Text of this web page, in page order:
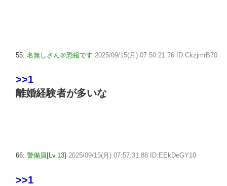
55: 名無しさん＠恐縮です 2025/09/15(月) 07:50:21.76 ID:CkzjmrB70
>>1
離婚経験者が多いな
66: 警備員[Lv.13] 2025/09/15(月) 07:57:31.88 ID:EEkDeGY10
>>1